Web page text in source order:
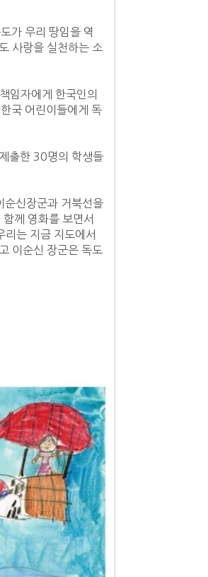
가 우리 땅임을 역
사랑을 실천하는 소
임자에게 한국인의
국 어린이들에게 독
출한 30명의 학생들
신장군과 거북선을
께 영화를 보면서
리는 지금 지도에서
이순신 장군은 독도